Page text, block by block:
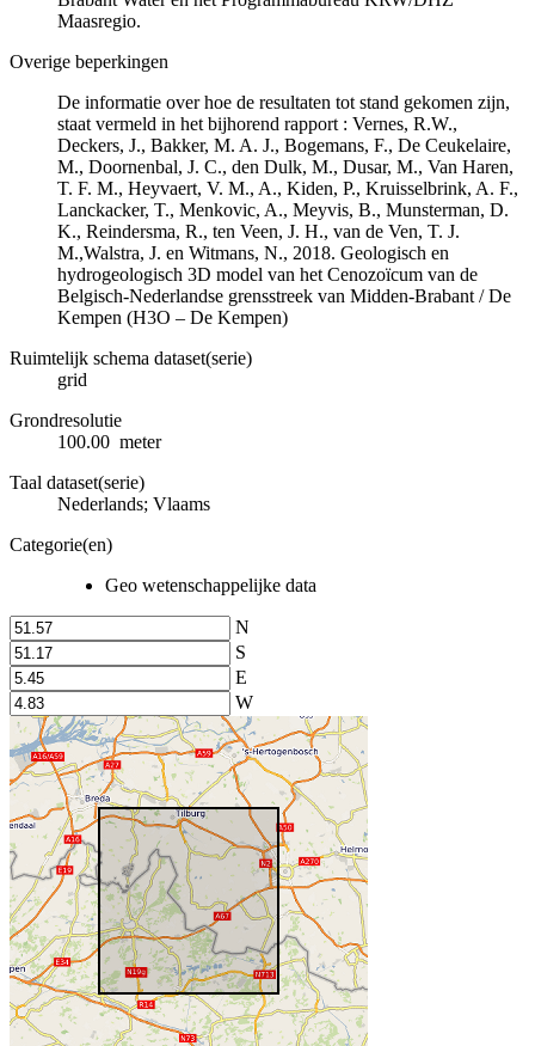
Maasregio.
Overige beperkingen
De informatie over hoe de resultaten tot stand gekomen zijn,
staat vermeld in het bijhorend rapport : Vernes, R.W.,
Deckers, J., Bakker, M. A. J., Bogemans, F., De Ceukelaire,
M., Doornenbal, J. C., den Dulk, M., Dusar, M., Van Haren,
T. F. M., Heyvaert, V. M., A., Kiden, P., Kruisselbrink, A. F.,
Lanckacker, T., Menkovic, A., Meyvis, B., Munsterman, D.
K., Reindersma, R., ten Veen, J. H., van de Ven, T. J.
M.,Walstra, J. en Witmans, N., 2018. Geologisch en
hydrogeologisch 3D model van het Cenozoïcum van de
Belgisch-Nederlandse grensstreek van Midden-Brabant / De
Kempen (H3O – De Kempen)
Ruimtelijk schema dataset(serie)
grid
Grondresolutie
100.00 meter
Taal dataset(serie)
Nederlands; Vlaams
Categorie(en)
Geo wetenschappelijke data
N
S
E
W